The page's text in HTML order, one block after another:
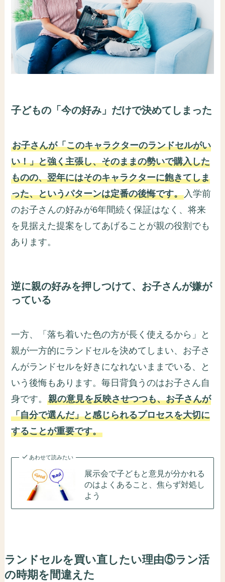
子どもの「今の好み」だけで決めてしまった
お子さんが「このキャラクターのランドセルがい
い！」と強く主張し、そのままの勢いで購入した
ものの、翌年にはそのキャラクターに飽きてしま
った、というパターンは定番の後悔です。 入学前
のお子さんの好みが6年間続く保証はなく、将来
を見据えた提案をしてあげることが親の役割でも
あります。
逆に親の好みを押しつけて、お子さんが嫌が
っている
一方、「落ち着いた色の方が長く使えるから」と
親が一方的にランドセルを決めてしまい、お子さ
んがランドセルを好きになれないままでいる、と
いう後悔もあります。毎日背負うのはお子さん自
身です。親の意見を反映させつつも、お子さんが
「自分で選んだ」と感じられるプロセスを大切に
することが重要です。
あわせて読みたい
展示会で子どもと意見が分かれる
のはよくあること、焦らず対処し
よう
ランドセルを買い直したい理由⑤ラン活
の時期を間違えた